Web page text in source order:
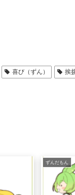
喜び（ずん） 挨
ずんだもん